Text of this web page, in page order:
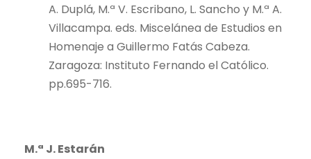
A. Duplá, M.ª V. Escribano, L. Sancho y M.ª A.
Villacampa. eds. Miscelánea de Estudios en
Homenaje a Guillermo Fatás Cabeza.
Zaragoza: Instituto Fernando el Católico.
pp.695-716.
M.ª J. Estarán